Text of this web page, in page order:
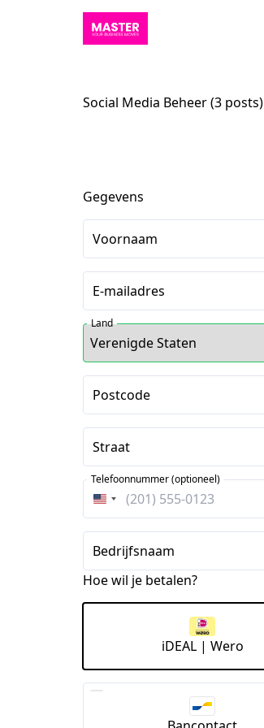
Social Media Beheer (3 posts)
Gegevens
Voornaam
E-mailadres
Land
Postcode
Straat
Verenigde
Staten
+1
Telefoonnummer (optioneel)
Bedrijfsnaam
Hoe wil je betalen?
iDEAL | Wero